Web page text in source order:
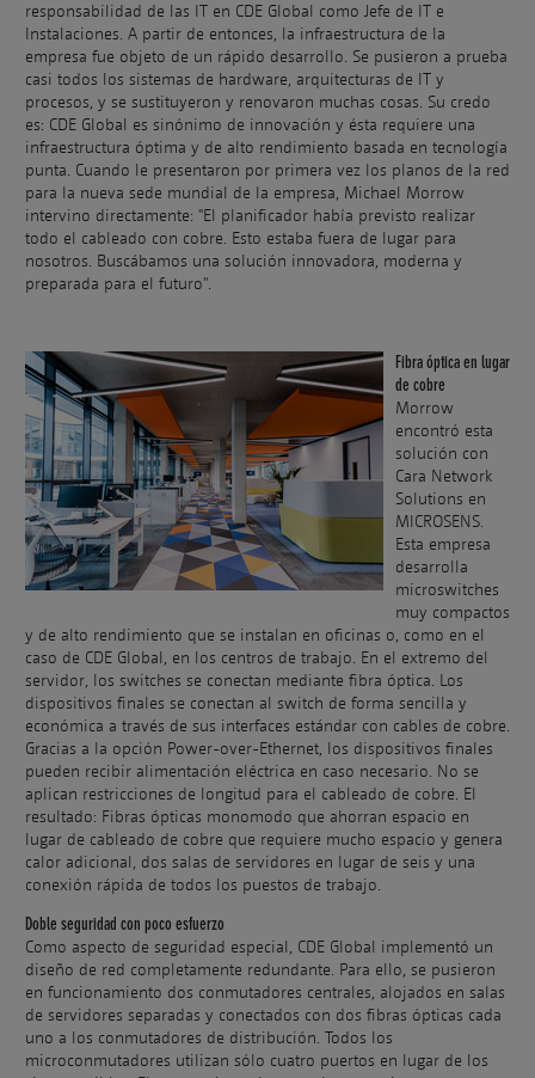
responsabilidad de las IT en CDE Global como Jefe de IT e
Instalaciones. A partir de entonces, la infraestructura de la
empresa fue objeto de un rápido desarrollo. Se pusieron a prueba
casi todos los sistemas de hardware, arquitecturas de IT y
procesos, y se sustituyeron y renovaron muchas cosas. Su credo
es: CDE Global es sinónimo de innovación y ésta requiere una
infraestructura óptima y de alto rendimiento basada en tecnología
punta. Cuando le presentaron por primera vez los planos de la red
para la nueva sede mundial de la empresa, Michael Morrow
intervino directamente: "El planificador había previsto realizar
todo el cableado con cobre. Esto estaba fuera de lugar para
nosotros. Buscábamos una solución innovadora, moderna y
preparada para el futuro".
Fibra óptica en lugar
de cobre
Morrow
encontró esta
solución con
Cara Network
Solutions en
MICROSENS.
Esta empresa
desarrolla
microswitches
muy compactos
y de alto rendimiento que se instalan en oficinas o, como en el
caso de CDE Global, en los centros de trabajo. En el extremo del
servidor, los switches se conectan mediante fibra óptica. Los
dispositivos finales se conectan al switch de forma sencilla y
económica a través de sus interfaces estándar con cables de cobre.
Gracias a la opción Power-over-Ethernet, los dispositivos finales
pueden recibir alimentación eléctrica en caso necesario. No se
aplican restricciones de longitud para el cableado de cobre. El
resultado: Fibras ópticas monomodo que ahorran espacio en
lugar de cableado de cobre que requiere mucho espacio y genera
calor adicional, dos salas de servidores en lugar de seis y una
conexión rápida de todos los puestos de trabajo.
Doble seguridad con poco esfuerzo
Como aspecto de seguridad especial, CDE Global implementó un
diseño de red completamente redundante. Para ello, se pusieron
en funcionamiento dos conmutadores centrales, alojados en salas
de servidores separadas y conectados con dos fibras ópticas cada
uno a los conmutadores de distribución. Todos los
microconmutadores utilizan sólo cuatro puertos en lugar de los